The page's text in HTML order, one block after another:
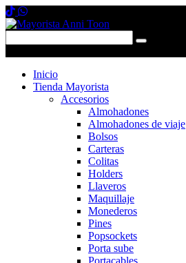
Inicio
Tienda Mayorista
Accesorios
Almohadones
Almohadones de viaje
Bolsos
Carteras
Colitas
Holders
Llaveros
Maquillaje
Monederos
Pines
Popsockets
Porta sube
Portacables